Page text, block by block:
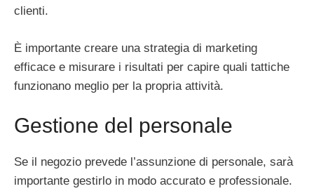
clienti.
È importante creare una strategia di marketing
efficace e misurare i risultati per capire quali tattiche
funzionano meglio per la propria attività.
Gestione del personale
Se il negozio prevede l’assunzione di personale, sarà
importante gestirlo in modo accurato e professionale.